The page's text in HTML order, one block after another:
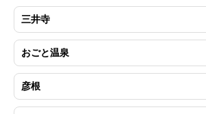
三井寺
おごと温泉
彦根